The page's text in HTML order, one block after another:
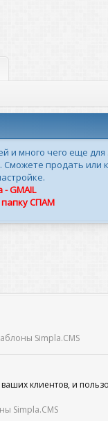
много чего еще для
продать или
GMAIL
папку СПАМ
Simpla.CMS
клиентов, и
Simpla.CMS